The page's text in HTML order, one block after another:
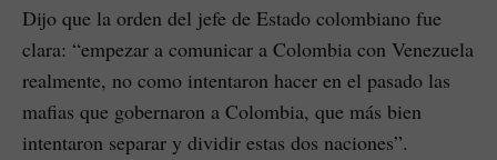
Dijo que la orden del jefe de Estado colombiano fue
clara: “empezar a comunicar a Colombia con Venezuela
realmente, no como intentaron hacer en el pasado las
mafias que gobernaron a Colombia, que más bien
intentaron separar y dividir estas dos naciones”.